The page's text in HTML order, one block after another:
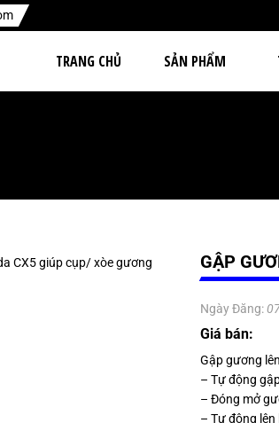
TRANG CHỦ SẢN PHẨM
GẬP
Ngày Đăng:
Giá bán:
Gập gương
– Tự động
– Đóng mở
– Tự động lên